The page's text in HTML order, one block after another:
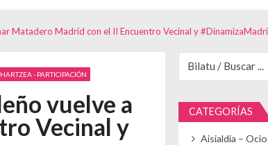
Matadero Madrid con el II Encuentro Vecinal y
- PARTICIPACIÓN
vuelve a
Vecinal y
CATEGORÍAS
Aisialdia – Ocio